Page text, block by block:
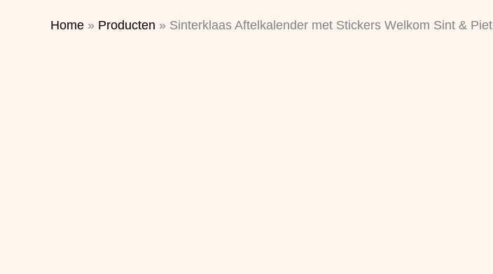
Home » Producten » Sinterklaas Aftelkalender met Stickers Welkom Sint & Piet